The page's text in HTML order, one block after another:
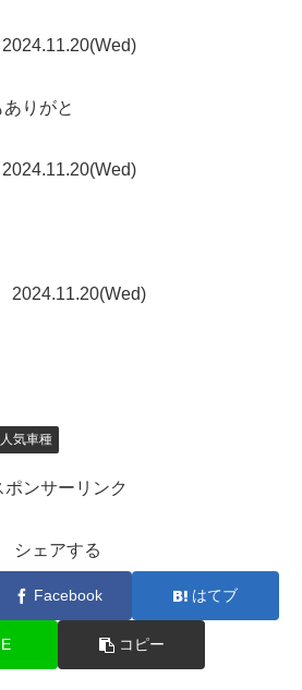
2024.11.20(Wed)
りがと
2024.11.20(Wed)
2024.11.20(Wed)
気車種
ポンサーリンク
シェアする
Facebook はてブ
コピー